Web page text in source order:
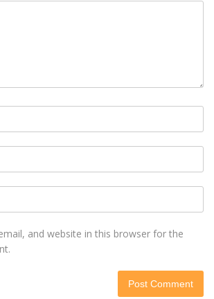
and website in this browser for the